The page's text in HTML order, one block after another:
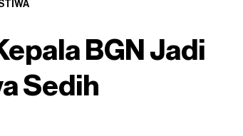
BGN Jadi
Sedih